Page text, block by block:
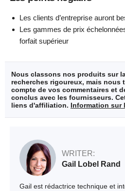
Les clients d’entreprise auront
Les gammes de prix
forfait supérieur
Nous classons nos produits sur
recherches rigoureux, mais nous
compte de vos commentaires et
conclus avec les fournisseurs.
liens d'affiliation. Information sur
WRITER:
Gail Lobel Rand
Gail est rédactrice technique et